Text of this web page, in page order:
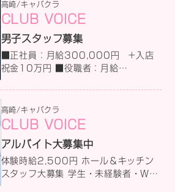
高崎/キャバクラ
CLUB VOICE
男子スタッフ募集
■正社員：月給300,000円 +入店
祝金10万円 ■役職者：月給
500,000円 +高歩合+交通費 ■準
ト：時給1,300円 詳しい求人情報は
コチラから ↓↓↓↓↓
高崎/キャバクラ
CLUB VOICE
アルバイト大募集中
体験時給2,500円 ホール＆キッチン
スタッフ大募集 学生・未経験者・Wワ
ークOK